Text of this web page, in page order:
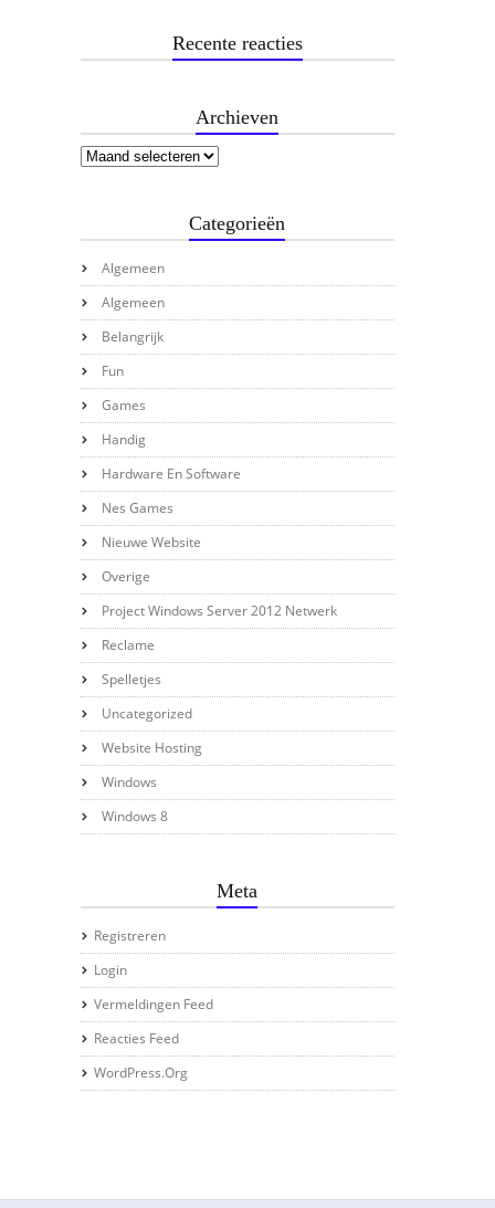
Recente reacties
Archieven
Categorieën
Algemeen
Algemeen
Belangrijk
Fun
Games
Handig
Hardware En Software
Nes Games
Nieuwe Website
Overige
Project Windows Server 2012 Netwerk
Reclame
Spelletjes
Uncategorized
Website Hosting
Windows
Windows 8
Meta
Registreren
Login
Vermeldingen Feed
Reacties Feed
WordPress.org